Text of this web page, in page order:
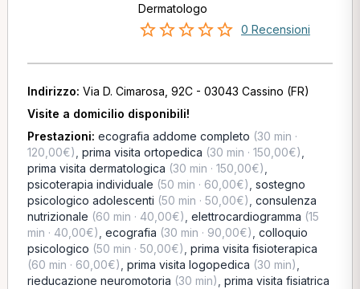
Dermatologo
0 Recensioni
Indirizzo: Via D. Cimarosa, 92C - 03043 Cassino (FR)
Visite a domicilio disponibili!
Prestazioni: ecografia addome completo (30 min ·
120,00€) prima visita ortopedica (30 min · 150,00€)
prima visita dermatologica (30 min · 150,00€)
psicoterapia individuale (50 min · 60,00€) sostegno
psicologico adolescenti (50 min · 50,00€) consulenza
nutrizionale (60 min · 40,00€) elettrocardiogramma (15
min · 40,00€) ecografia (30 min · 90,00€) colloquio
psicologico (50 min · 50,00€) prima visita fisioterapica
(60 min · 60,00€) prima visita logopedica (30 min)
rieducazione neuromotoria (30 min) prima visita fisiatrica